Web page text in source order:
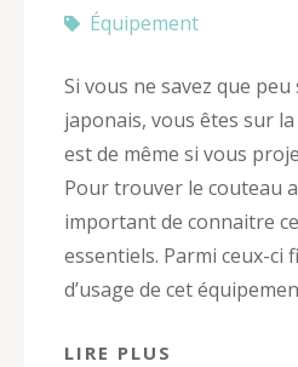
Équipement
Si vous ne savez que
japonais, vous êtes sur
est de même si vous
Pour trouver le couteau
important de connaitre
essentiels. Parmi ceux-ci
d’usage de cet
LIRE PLUS